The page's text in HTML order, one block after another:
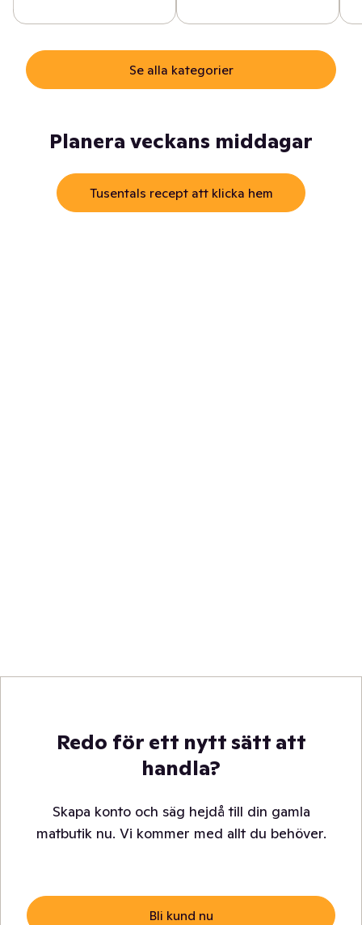
Se alla kategorier
Planera veckans middagar
Tusentals recept att klicka hem
Redo för ett nytt sätt att
handla?
Skapa konto och säg hejdå till din gamla
matbutik nu. Vi kommer med allt du behöver.
Bli kund nu